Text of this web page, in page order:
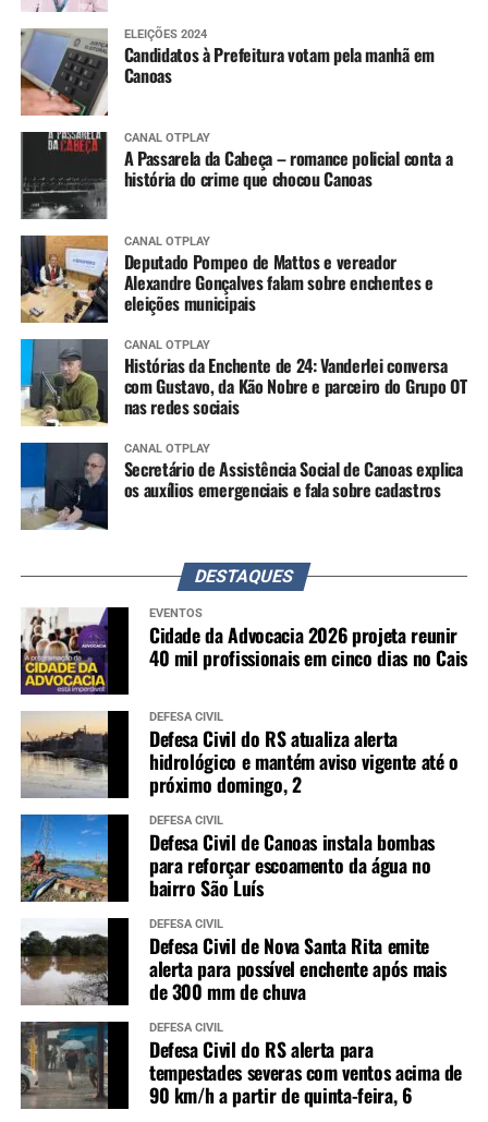
ELEIÇÕES 2024
Candidatos à Prefeitura votam pela manhã em
Canoas
CANAL OTPLAY
A Passarela da Cabeça – romance policial conta a
história do crime que chocou Canoas
CANAL OTPLAY
Deputado Pompeo de Mattos e vereador
Alexandre Gonçalves falam sobre enchentes e
eleições municipais
CANAL OTPLAY
Histórias da Enchente de 24: Vanderlei conversa
com Gustavo, da Kão Nobre e parceiro do Grupo OT
nas redes sociais
CANAL OTPLAY
Secretário de Assistência Social de Canoas explica
os auxílios emergenciais e fala sobre cadastros
DESTAQUES
EVENTOS
Cidade da Advocacia 2026 projeta reunir
40 mil profissionais em cinco dias no Cais
DEFESA CIVIL
Defesa Civil do RS atualiza alerta
hidrológico e mantém aviso vigente até o
próximo domingo, 2
DEFESA CIVIL
Defesa Civil de Canoas instala bombas
para reforçar escoamento da água no
bairro São Luís
DEFESA CIVIL
Defesa Civil de Nova Santa Rita emite
alerta para possível enchente após mais
de 300 mm de chuva
DEFESA CIVIL
Defesa Civil do RS alerta para
tempestades severas com ventos acima de
90 km/h a partir de quinta-feira, 6